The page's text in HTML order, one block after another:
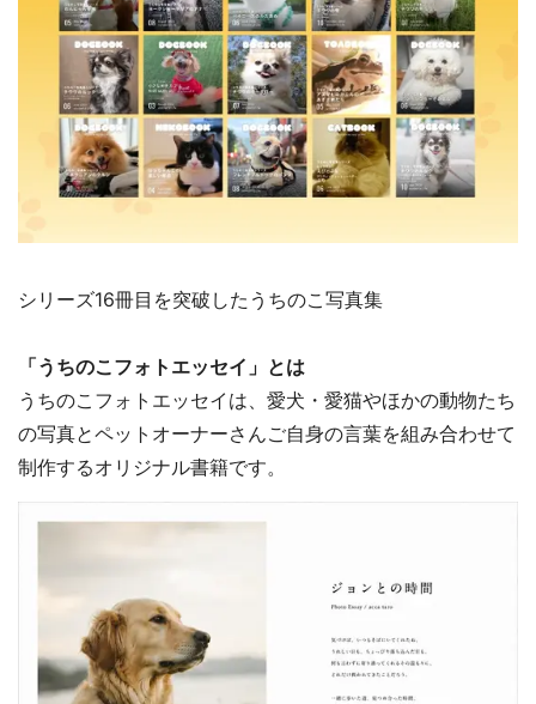
シリーズ16冊目を突破したうちのこ写真集
「うちのこフォトエッセイ」とは
うちのこフォトエッセイは、愛犬・愛猫やほかの動物たち
の写真とペットオーナーさんご自身の言葉を組み合わせて
制作するオリジナル書籍です。